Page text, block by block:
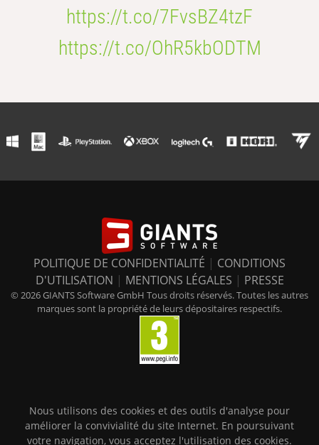
https://t.co/7FvsBZ4tzF
https://t.co/OhR5kbODTM
POLITIQUE DE CONFIDENTIALITÉ | CONDITIONS
D'UTILISATION | MENTIONS LÉGALES | PRESSE
© 2026 GIANTS Software GmbH Tous droits réservés. Toutes les autres
marques sont la propriété de leurs dépositaires respectifs.
Nous utilisons des cookies et des outils d'analyse pour
améliorer la convivialité du site Internet. En poursuivant
votre navigation, vous acceptez l'utilisation des cookies.